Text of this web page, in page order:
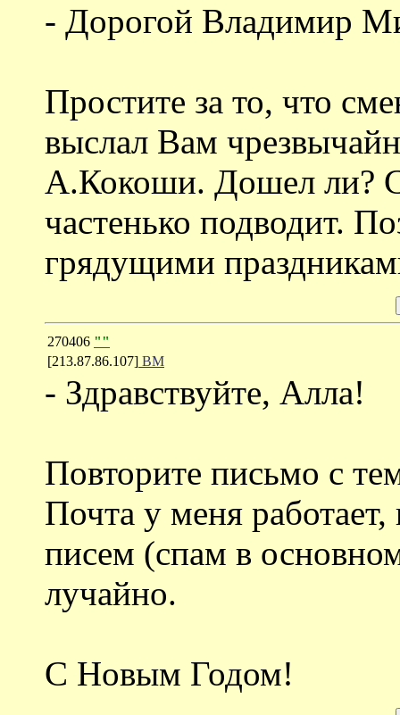
- Дорогой Владимир
Простите за то, что
выслал Вам
А.Кокоши. Дошел ли?
частенько подводит.
грядущими
270406 ""
[213.87.86.107] ВМ
- Здравствуйте, Алла!
Повторите письмо с
Почта у меня
писем (спам в
лучайно.
С Новым Годом!